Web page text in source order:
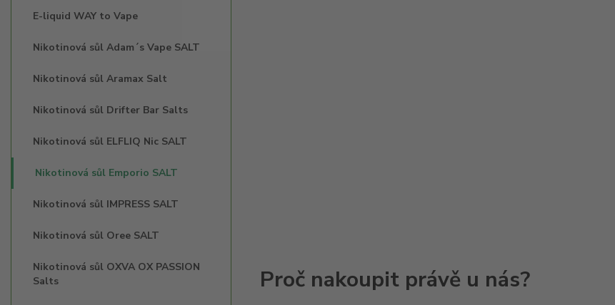
E-liquid WAY to Vape
Nikotinová sůl Adam´s Vape SALT
Nikotinová sůl Aramax Salt
Nikotinová sůl Drifter Bar Salts
Nikotinová sůl ELFLIQ Nic SALT
Nikotinová sůl Emporio SALT
Nikotinová sůl IMPRESS SALT
Nikotinová sůl Oree SALT
Nikotinová sůl OXVA OX PASSION
Salts